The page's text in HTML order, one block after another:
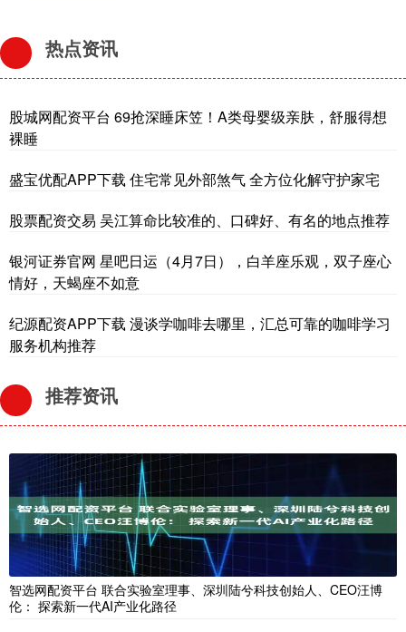
热点资讯
股城网配资平台 69抢深睡床笠！A类母婴级亲肤，舒服得想
裸睡
盛宝优配APP下载 住宅常见外部煞气 全方位化解守护家宅
股票配资交易 吴江算命比较准的、口碑好、有名的地点推荐
银河证券官网 星吧日运（4月7日），白羊座乐观，双子座心
情好，天蝎座不如意
纪源配资APP下载 漫谈学咖啡去哪里，汇总可靠的咖啡学习
服务机构推荐
推荐资讯
智选网配资平台 联合实验室理事、深圳陆兮科技创始人、CEO汪博
伦： 探索新一代AI产业化路径